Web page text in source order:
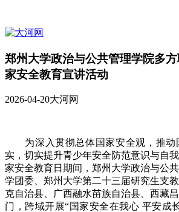
郑州大学政治与公共管理学院多
家安全教育宣讲活动
2026-04-20大河网
为深入贯彻总体国家安全观，推动
实，切实提升青少年安全防范意识与自
家安全教育日期间，郑州大学政治与公
学团委、郑州大学第二十三届研究生支
克自治县、广西融水苗族自治县、西藏
门，跨域开展“国家安全在我心 平安成